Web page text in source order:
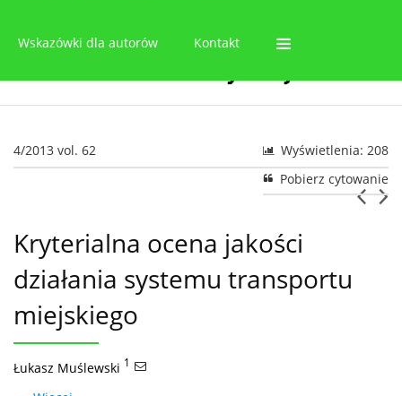
Wskazówki dla autorów Kontakt
4/2013 vol. 62
Wyświetlenia: 208
Pobierz cytowanie
Kryterialna ocena jakości
działania systemu transportu
miejskiego
Łukasz Muślewski 1